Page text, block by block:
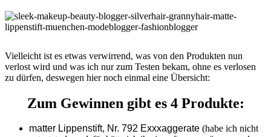
Vielleicht ist es etwas verwirrend, was von den Produkten nun
verlost wird und was ich nur zum Testen bekam, ohne es verlosen
zu dürfen, deswegen hier noch einmal eine Übersicht:
Zum Gewinnen gibt es 4 Produkte:
matter Lippenstift, Nr. 792 Exxxaggerate (habe ich nicht